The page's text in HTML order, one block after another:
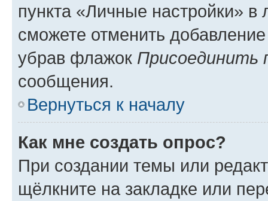
пункта «Личные настройки»
сможете отменить
убрав флажок Присоединить
сообщения.
Вернуться к началу
Как мне создать опрос?
При создании темы или
щёлкните на закладке или